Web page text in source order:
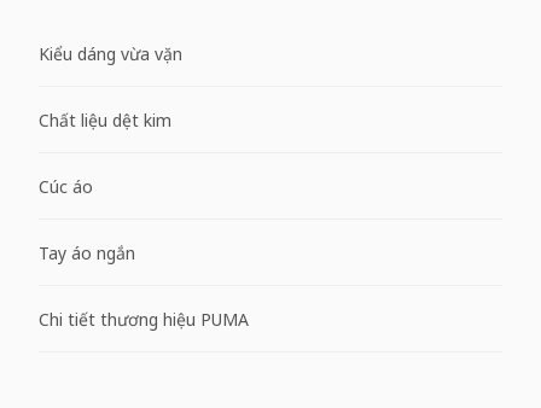
Kiểu dáng vừa vặn
Chất liệu dệt kim
Cúc áo
Tay áo ngắn
Chi tiết thương hiệu PUMA